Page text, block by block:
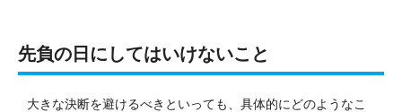
先負の日にしてはいけないこと
大きな決断を避けるべきといっても、具体的にどのようなこ